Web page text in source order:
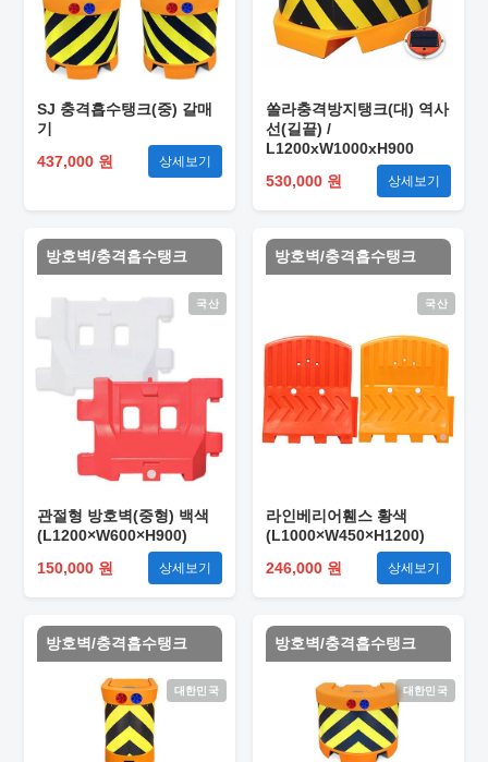
SJ 충격흡수탱크(중) 갈매
기
437,000 원
상세보기
쏠라충격방지탱크(대) 역사
선(길끝) /
L1200xW1000xH900
530,000 원
상세보기
방호벽/충격흡수탱크
국산
관절형 방호벽(중형) 백색
(L1200×W600×H900)
150,000 원
상세보기
방호벽/충격흡수탱크
국산
라인베리어휀스 황색
(L1000×W450×H1200)
246,000 원
상세보기
방호벽/충격흡수탱크
대한민국
방호벽/충격흡수탱크
대한민국